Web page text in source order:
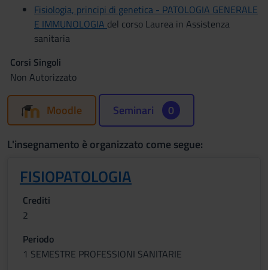
Fisiologia, principi di genetica - PATOLOGIA GENERALE
E IMMUNOLOGIA del corso Laurea in Assistenza
sanitaria
Corsi Singoli
Non Autorizzato
Moodle Seminari 0
L'insegnamento è organizzato come segue:
FISIOPATOLOGIA
Crediti
2
Periodo
1 SEMESTRE PROFESSIONI SANITARIE